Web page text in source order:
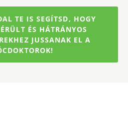
TE IS SEGÍTSD, HOGY
ÉS HÁTRÁNYOS
JUSSANAK EL A